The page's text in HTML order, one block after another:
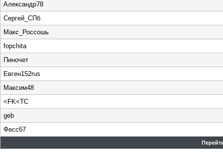
Александр78
Сергей_СПб
Макс_Россошь
fopchita
Пиночет
Евген152rus
Максим48
<FK<TC
geb
Фесс67